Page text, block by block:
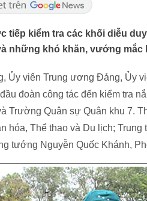
kiểm tra các khối diễu
những khó khăn, vướng mắc
Ủy viên Trung ương Đảng, Ủy
đoàn công tác đến kiểm tra
Trường Quân sự Quân khu 7.
hóa, Thể thao và Du lịch; Trung
tướng Nguyễn Quốc Khánh,